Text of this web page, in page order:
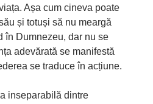
Așa cum cineva poate
și totuși să nu meargă
în Dumnezeu, dar nu se
adevărată se manifestă
se traduce în acțiune.
inseparabilă dintre